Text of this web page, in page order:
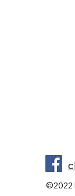
©2022